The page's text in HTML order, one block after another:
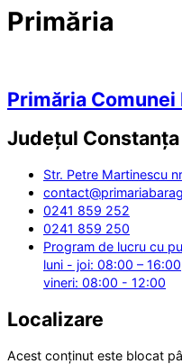
Primăria
Primăria Comunei
Județul Constanța
Str. Petre Martinescu
0241 859 252
0241 859 250
Program de lucru cu
luni - joi: 08:00 –
vineri: 08:00 - 12:00
Localizare
Acest conținut este blocat